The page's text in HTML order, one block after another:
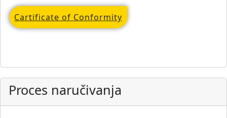
Cartificate of Conformity
Proces naručivanja